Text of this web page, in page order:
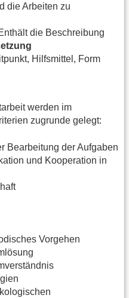
die Arbeiten zu
die Beschreibung
Hilfsmittel, Form
werden im
zugrunde gelegt:
Bearbeitung der Aufgaben
und Kooperation in
Vorgehen